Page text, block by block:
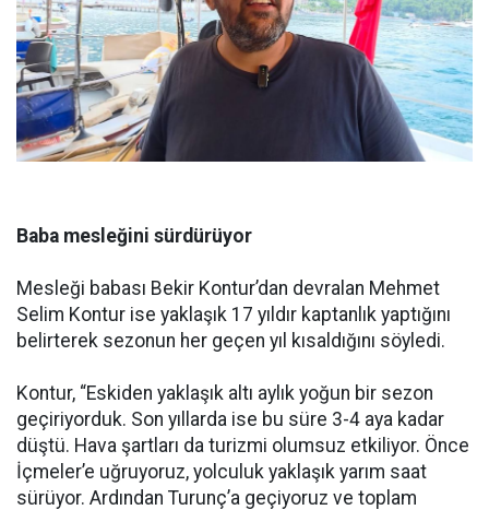
Baba mesleğini sürdürüyor
Mesleği babası Bekir Kontur’dan devralan Mehmet
Selim Kontur ise yaklaşık 17 yıldır kaptanlık yaptığını
belirterek sezonun her geçen yıl kısaldığını söyledi.
Kontur, “Eskiden yaklaşık altı aylık yoğun bir sezon
geçiriyorduk. Son yıllarda ise bu süre 3-4 aya kadar
düştü. Hava şartları da turizmi olumsuz etkiliyor. Önce
İçmeler’e uğruyoruz, yolculuk yaklaşık yarım saat
sürüyor. Ardından Turunç’a geçiyoruz ve toplam